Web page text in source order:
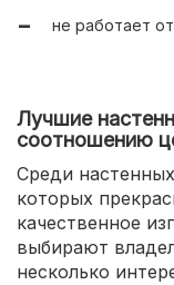
не работает
Лучшие
соотношению
Среди
которых
качественное
выбирают
несколько